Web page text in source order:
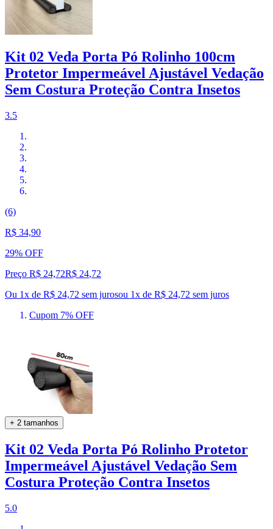
Kit 02 Veda Porta Pó Rolinho 100cm
Protetor Impermeável Ajustável Vedação
Sem Costura Proteção Contra Insetos
3.5
(6)
R$ 34,90
29% OFF
Preço R$ 24,72R$ 24,72
Ou 1x de R$ 24,72 sem jurosou 1x de R$ 24,72 sem juros
Cupom 7% OFF
+ 2 tamanhos
Kit 02 Veda Porta Pó Rolinho Protetor
Impermeável Ajustável Vedação Sem
Costura Proteção Contra Insetos
5.0